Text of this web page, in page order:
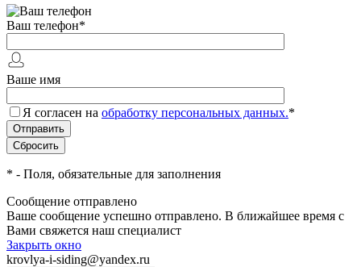
Ваш телефон*
Ваше имя
Я согласен на обработку персональных данных.*
* - Поля, обязательные для заполнения
Сообщение отправлено
Ваше сообщение успешно отправлено. В ближайшее время с
Вами свяжется наш специалист
Закрыть окно
krovlya-i-siding@yandex.ru